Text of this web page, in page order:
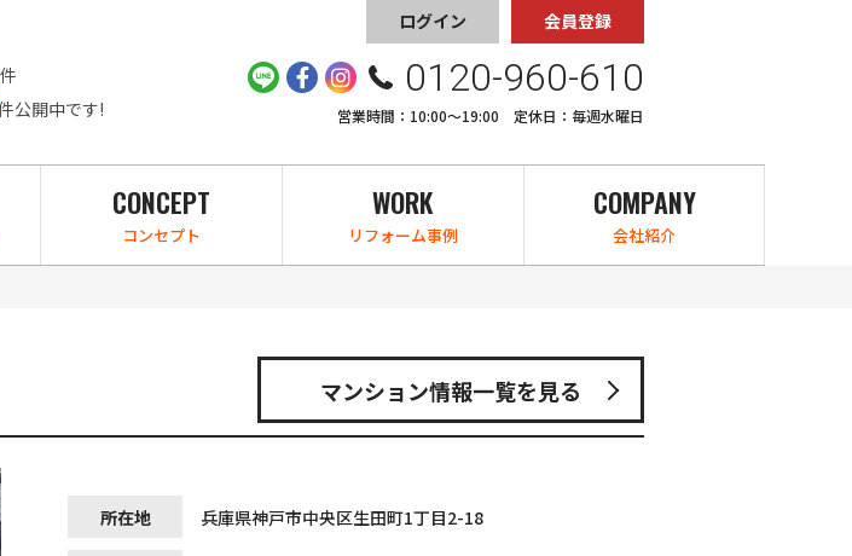
公開中です!
ログイン 会員登録
0120-960-610
営業時間：10:00〜19:00 定休日：毎週水曜日
CONCEPT
コンセプト
WORK
リフォーム事例
COMPANY
会社紹介
マンション情報一覧を見る
所在地 兵庫県神戸市中央区生田町1丁目2-18